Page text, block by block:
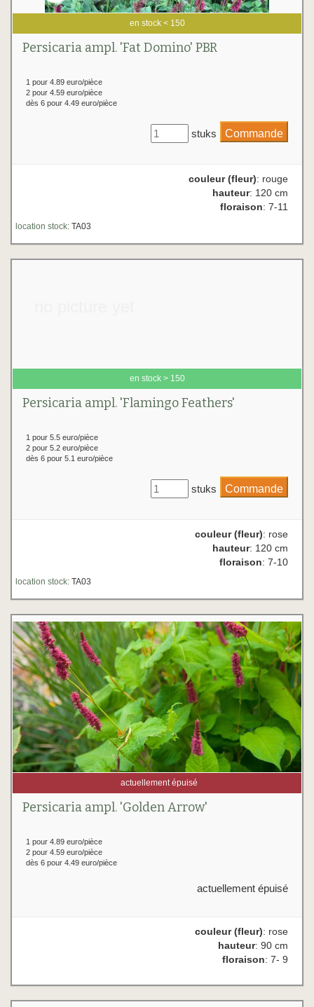
en stock < 150
Persicaria ampl. 'Fat Domino' PBR
1 pour 4.89 euro/pièce
2 pour 4.59 euro/pièce
dès 6 pour 4.49 euro/pièce
stuks
couleur (fleur): rouge
hauteur: 120 cm
floraison: 7-11
location stock: TA03
en stock > 150
Persicaria ampl. 'Flamingo Feathers'
1 pour 5.5 euro/pièce
2 pour 5.2 euro/pièce
dès 6 pour 5.1 euro/pièce
stuks
couleur (fleur): rose
hauteur: 120 cm
floraison: 7-10
location stock: TA03
actuellement épuisé
Persicaria ampl. 'Golden Arrow'
1 pour 4.89 euro/pièce
2 pour 4.59 euro/pièce
dès 6 pour 4.49 euro/pièce
actuellement épuisé
couleur (fleur): rose
hauteur: 90 cm
floraison: 7- 9